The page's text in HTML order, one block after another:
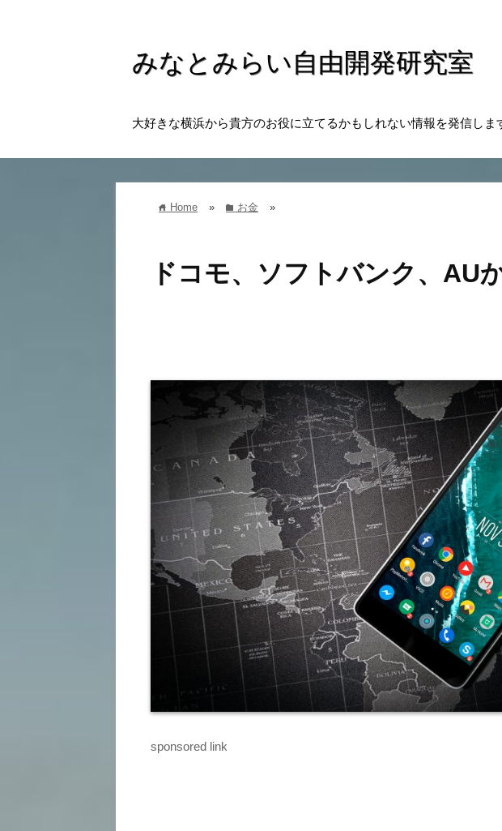
みなとみらい自由開発研究室
大好きな横浜から貴方のお役に立てるかもしれない情報を発信しま
home Home » folder お金 »
ドコモ、ソフトバンク、AU
sponsored link